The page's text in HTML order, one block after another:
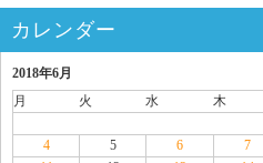
カレンダー
2018年6月
月
火 水 木
4
5 6 7